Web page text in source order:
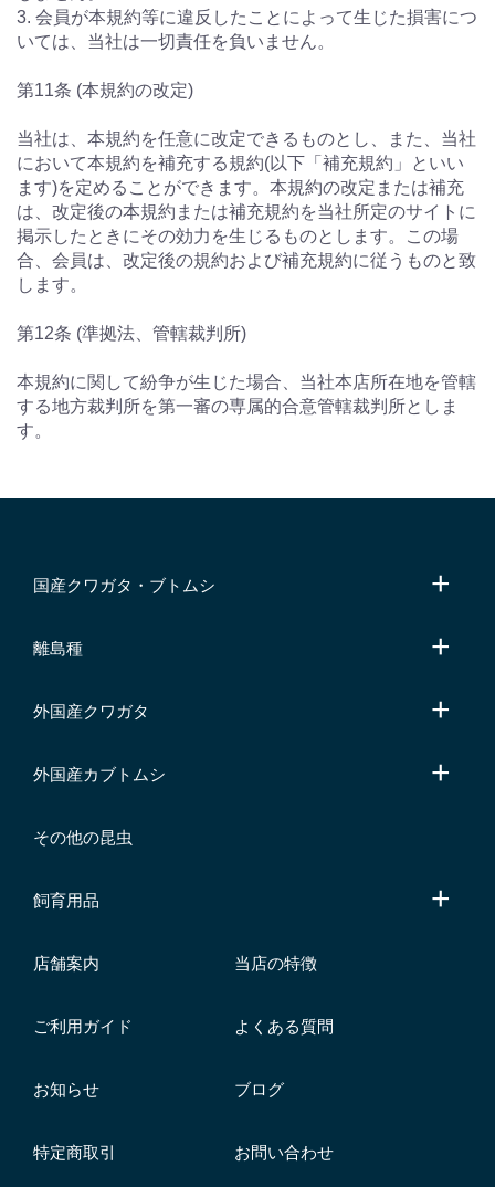
3. 会員が本規約等に違反したことによって生じた損害につ
いては、当社は一切責任を負いません。
第11条 (本規約の改定)
当社は、本規約を任意に改定できるものとし、また、当社
において本規約を補充する規約(以下「補充規約」といい
ます)を定めることができます。本規約の改定または補充
は、改定後の本規約または補充規約を当社所定のサイトに
掲示したときにその効力を生じるものとします。この場
合、会員は、改定後の規約および補充規約に従うものと致
します。
第12条 (準拠法、管轄裁判所)
本規約に関して紛争が生じた場合、当社本店所在地を管轄
する地方裁判所を第一審の専属的合意管轄裁判所としま
す。
国産クワガタ・ブトムシ
離島種
外国産クワガタ
外国産カブトムシ
その他の昆虫
飼育用品
店舗案内 当店の特徴
ご利用ガイド よくある質問
お知らせ ブログ
特定商取引 お問い合わせ